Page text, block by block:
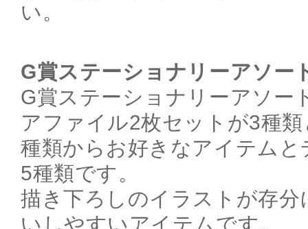
い。
G賞ステーショナリーアソー
G賞ステーショナリーアソー
アファイル2枚セットが3種
種類からお好きなアイテム
5種類です。
描き下ろしのイラストが存分
いしやすいアイテムです。